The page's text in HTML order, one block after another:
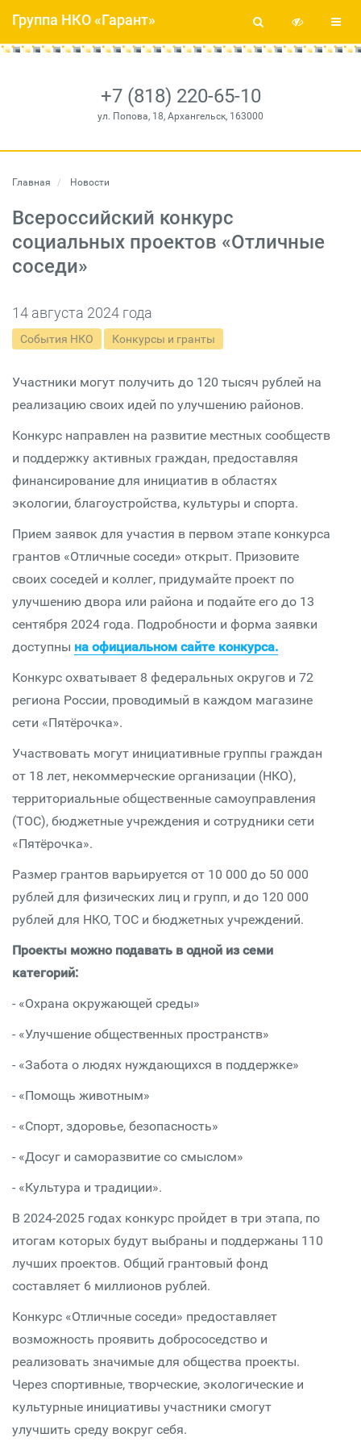
+7 (818) 220-65-10
ул. Попова, 18, Архангельск, 163000
Группа НКО «Гарант»
Главная Новости
Всероссийский конкурс
социальных проектов «Отличные
соседи»
14 августа 2024 года
События НКО Конкурсы и гранты
Участники могут получить до 120 тысяч рублей на
реализацию своих идей по улучшению районов.
Конкурс направлен на развитие местных сообществ
и поддержку активных граждан, предоставляя
финансирование для инициатив в областях
экологии, благоустройства, культуры и спорта.
Прием заявок для участия в первом этапе конкурса
грантов «Отличные соседи» открыт. Призовите
своих соседей и коллег, придумайте проект по
улучшению двора или района и подайте его до 13
сентября 2024 года. Подробности и форма заявки
доступны на официальном сайте конкурса.
Конкурс охватывает 8 федеральных округов и 72
региона России, проводимый в каждом магазине
сети «Пятёрочка».
Участвовать могут инициативные группы граждан
от 18 лет, некоммерческие организации (НКО),
территориальные общественные самоуправления
(ТОС), бюджетные учреждения и сотрудники сети
«Пятёрочка».
Размер грантов варьируется от 10 000 до 50 000
рублей для физических лиц и групп, и до 120 000
рублей для НКО, ТОС и бюджетных учреждений.
Проекты можно подавать в одной из семи
категорий:
- «Охрана окружающей среды»
- «Улучшение общественных пространств»
- «Забота о людях нуждающихся в поддержке»
- «Помощь животным»
- «Спорт, здоровье, безопасность»
- «Досуг и саморазвитие со смыслом»
- «Культура и традиции».
В 2024-2025 годах конкурс пройдет в три этапа, по
итогам которых будут выбраны и поддержаны 110
лучших проектов. Общий грантовый фонд
составляет 6 миллионов рублей.
Конкурс «Отличные соседи» предоставляет
возможность проявить добрососедство и
реализовать значимые для общества проекты.
Через спортивные, творческие, экологические и
культурные инициативы участники смогут
улучшить среду вокруг себя.